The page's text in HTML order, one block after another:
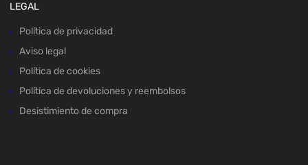
LEGAL
Política de privacidad
Aviso legal
Política de cookies
Política de devoluciones y reembolsos
Desistimiento de compra